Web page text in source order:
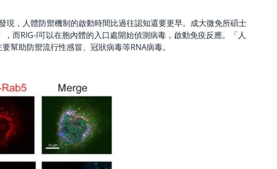
，人體防禦機制的啟動時間比過往認知還要更早。成大微免所碩士
而RIG-I可以在胞內體的入口處開始偵測病毒，啟動免疫反應。「人
幫助防禦流行性感冒、冠狀病毒等RNA病毒。